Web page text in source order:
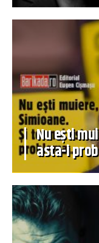
Nu ești
asta-i